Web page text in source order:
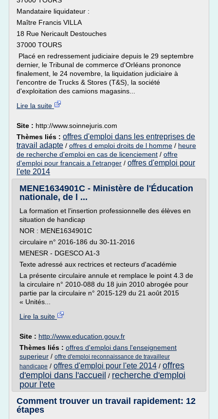
Mandataire liquidateur :
Maître Francis VILLA
18 Rue Nericault Destouches
37000 TOURS
Placé en redressement judiciaire depuis le 29 septembre
dernier, le Tribunal de commerce d'Orléans prononce
finalement, le 24 novembre, la liquidation judiciaire à
l'encontre de Trucks & Stores (T&S), la société
d'exploitation des camions magasins...
Lire la suite
Site : http://www.soinnejuris.com
Thèmes liés : offres d'emploi dans les entreprises de
travail adapte / offres d emploi droits de l homme / heure
de recherche d'emploi en cas de licenciement / offre
d'emploi pour francais a l'etranger / offres d'emploi pour
l'ete 2014
MENE1634901C - Ministère de l'Éducation
nationale, de l ...
La formation et l'insertion professionnelle des élèves en
situation de handicap
NOR : MENE1634901C
circulaire n° 2016-186 du 30-11-2016
MENESR - DGESCO A1-3
Texte adressé aux rectrices et recteurs d'académie
La présente circulaire annule et remplace le point 4.3 de
la circulaire n° 2010-088 du 18 juin 2010 abrogée pour
partie par la circulaire n° 2015-129 du 21 août 2015
« Unités...
Lire la suite
Site : http://www.education.gouv.fr
Thèmes liés : offres d'emploi dans l'enseignement
superieur / offre d'emploi reconnaissance de travailleur
handicape / offres d'emploi pour l'ete 2014 / offres
d'emploi dans l'accueil / recherche d'emploi
pour l'ete
Comment trouver un travail rapidement: 12
étapes